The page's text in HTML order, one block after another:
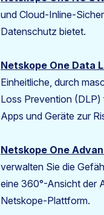
und Cloud-Inline-
Datenschutz bietet.
Netskope One Data
Einheitliche, durch
Loss Prevention (DLP)
Apps und Geräte zur
Netskope One
verwalten Sie die
eine 360°-Ansicht der
Netskope-Plattform.